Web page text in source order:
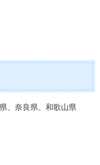
、奈良県、和歌山県